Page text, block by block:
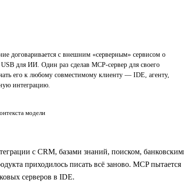
договаривается с внешним «серверным» сервисом о
для ИИ. Один раз сделав MCP-сервер для своего
его к любому совместимому клиенту — IDE, агенту,
интеграцию.
модели
с CRM, базами знаний, поиском,
приходилось писать всё заново. MCP пытается
серверов в IDE.